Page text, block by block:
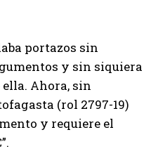
portazos sin
y sin siquiera
Ahora, sin
(rol 2797-19)
y requiere el